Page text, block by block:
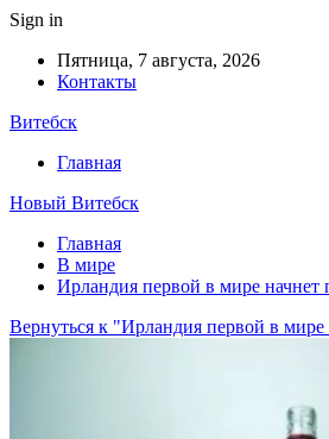
Sign in
Пятница, 7 августа, 2026
Контакты
Витебск
Главная
Новый Витебск
Главная
В мире
Ирландия первой в мире начнет
Вернуться к "Ирландия первой в